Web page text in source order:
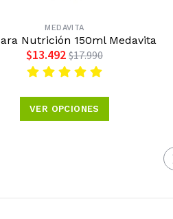
MEDAVITA
Nutrición 150ml Medavita
$13.492 $17.990
VER OPCIONES